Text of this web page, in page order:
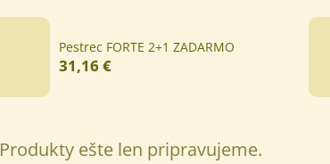
Pestrec FORTE 2+1 ZADARMO
31,16 €
Produkty ešte len pripravujeme.